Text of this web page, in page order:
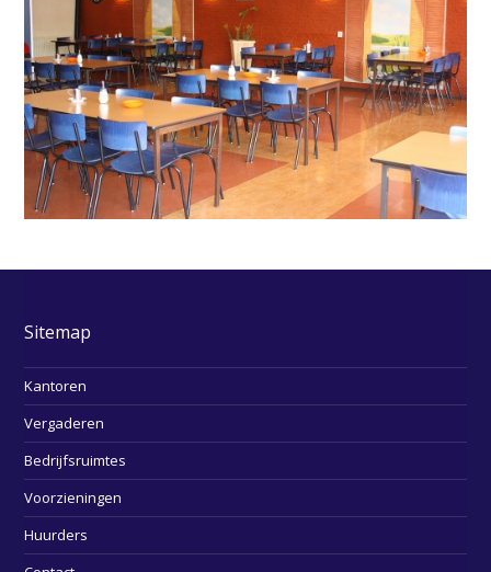
Sitemap
Kantoren
Vergaderen
Bedrijfsruimtes
Voorzieningen
Huurders